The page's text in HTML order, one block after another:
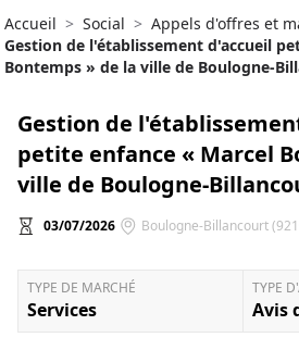
Accueil > Social > Appels d'offres et
Gestion de l'établissement d'accueil
Bontemps » de la ville de Boulogne-
Gestion de
petite enfance « Marcel
ville de Boulogne-
03/07/2026 Boulogne-Billancourt
TYPE DE MARCHÉ
Services
TYPE
Avis